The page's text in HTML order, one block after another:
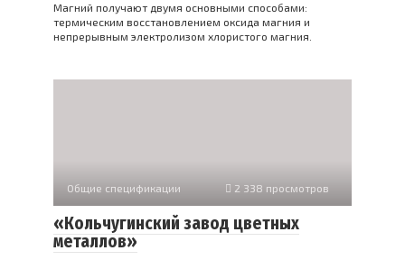
Магний получают двумя основными способами:
термическим восстановлением оксида магния и
непрерывным электролизом хлористого магния.
Общие спецификации 2 338 просмотров
«Кольчугинский завод цветных
металлов»